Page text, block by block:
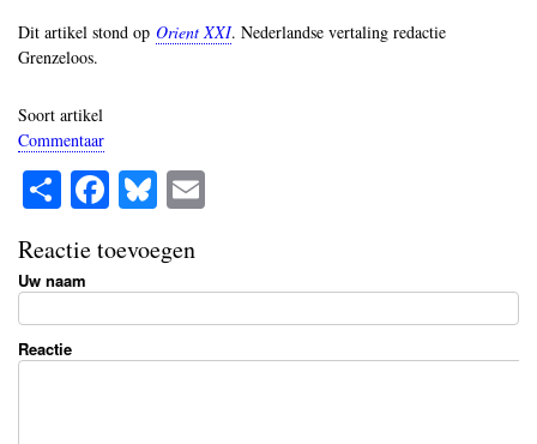
Dit artikel stond op Orient XXI. Nederlandse vertaling redactie
Grenzeloos.
Soort artikel
Commentaar
S
ha
re
Fa
ce
bo
ok
Bl
ue
sk
y
Reactie toevoegen
Uw naam
Reactie